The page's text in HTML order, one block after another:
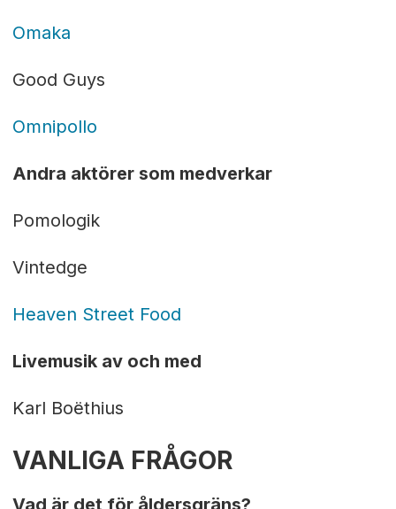
Omaka
Good Guys
Omnipollo
Andra aktörer som medverkar
Pomologik
Vintedge
Heaven Street Food
Livemusik av och med
Karl Boëthius
VANLIGA FRÅGOR
Vad är det för åldersgräns?